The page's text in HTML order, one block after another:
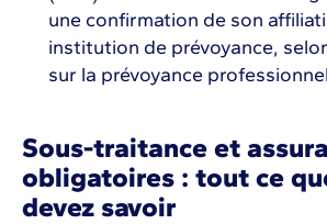
une confirmation de son
institution de prévoyance,
sur la prévoyance
Sous-traitance et
obligatoires : tout ce
devez savoir